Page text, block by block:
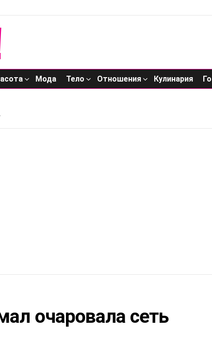
Мода Тело Отношения Кулинария
очаровала сеть